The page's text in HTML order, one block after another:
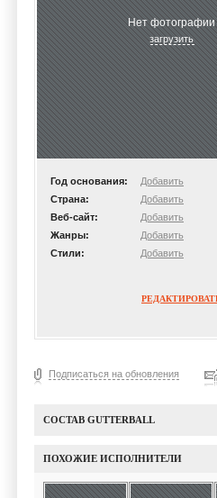
Нет фотографии
загрузить
Год основания:
Добавить
Страна:
Добавить
Веб-сайт:
Добавить
Жанры:
Добавить
Стили:
Добавить
Подписаться на обновления
СОСТАВ GUTTERBALL
ПОХОЖИЕ ИСПОЛНИТЕЛИ